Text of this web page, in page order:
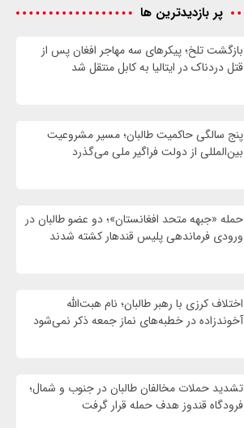
پر بازدیدترین ها
بازگشت تلخ؛ پیکرهای سه مهاجر افغان پس از
قتل دردناک در ایتالیا به کابل منتقل شد
پنج سالگی حاکمیت طالبان؛ مسیر مشروعیت
بین‌المللی از دولت فراگیر ملی می‌گذرد
حمله «جبهه متحد افغانستان»؛ دو عضو طالبان در
ورودی فرماندهی پلیس قندهار کشته شدند
اختلاف کرزی با رهبر طالبان؛ نام هبت‌الله
آخوندزاده در خطبه‌های نماز جمعه ذکر نمی‌شود
تشدید حملات مخالفان طالبان در جنوب و شمال؛
فرودگاه قندوز هدف حمله قرار گرفت